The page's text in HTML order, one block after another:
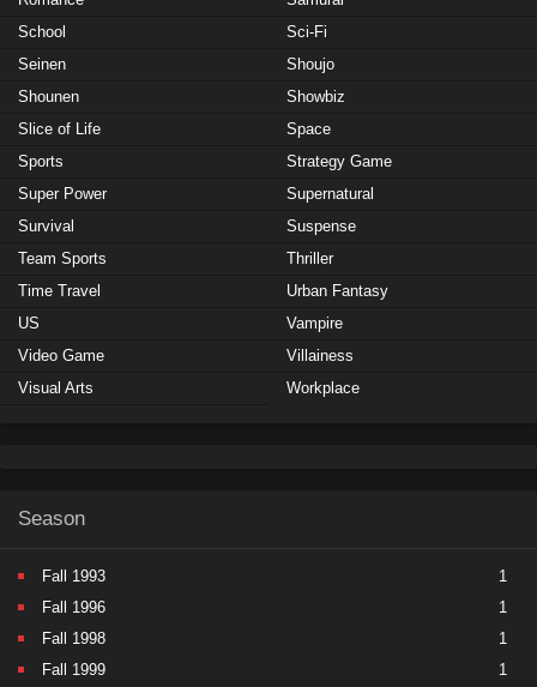
School
Sci-Fi
Seinen
Shoujo
Shounen
Showbiz
Slice of Life
Space
Sports
Strategy Game
Super Power
Supernatural
Survival
Suspense
Team Sports
Thriller
Time Travel
Urban Fantasy
US
Vampire
Video Game
Villainess
Visual Arts
Workplace
Season
Fall 1993
1
Fall 1996
1
Fall 1998
1
Fall 1999
1